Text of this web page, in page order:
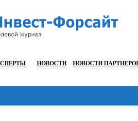
НОВОСТИ НОВОСТИ